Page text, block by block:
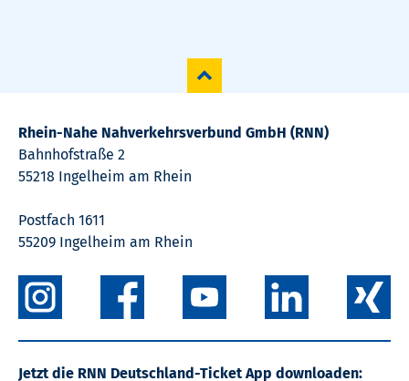
Rhein-Nahe Nahverkehrsverbund GmbH (RNN)
Bahnhofstraße 2
55218 Ingelheim am Rhein
Postfach 1611
55209 Ingelheim am Rhein
Jetzt die RNN Deutschland-Ticket App downloaden: